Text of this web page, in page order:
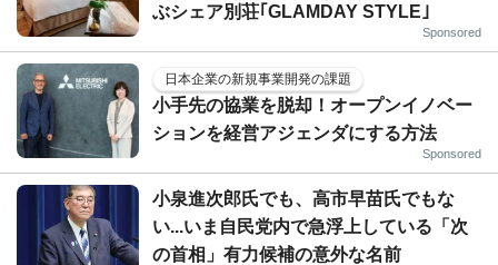
ぶシェア別荘｢GLAMDAY STYLE｣
Sponsored
日本企業の新規事業開発の課題
小手先の協業を脱却！オープンイノベー
ションを経営アジェンダにする方法
Sponsored
小泉進次郎氏でも、高市早苗氏でもな
い...いま自民党内で急浮上している「次
の首相」有力候補の意外な名前